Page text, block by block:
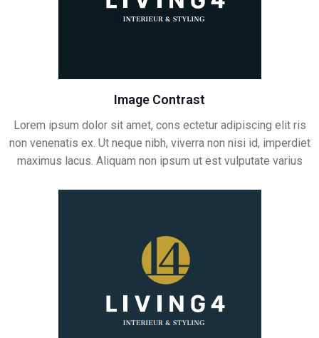
Image Contrast
Lorem ipsum dolor sit amet, cons ectetur adipiscing elit ris
non venenatis ex. Ut neque nibh, viverra non nisi id, imperdiet
maximus lacus. Aliquam non ipsum ut est vulputate varius